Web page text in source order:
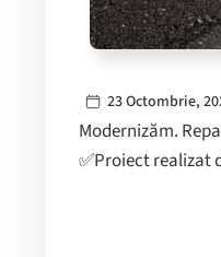
23 Octombrie,
Modernizăm.
✅️Proiect realizat